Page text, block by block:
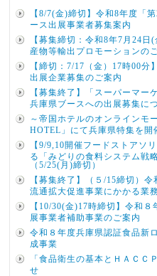
【8/7(金)締切】令和8年度「
ース出展事業者募集案内
【募集締切：令和8年7月24
産物等輸出プロモーションの
【締切：7/17（金）17時00
出展企業募集のご案内
【募集終了】「スーパーマー
兵庫県ブースへの出展募集に
～帝国ホテルのオンラインモ
HOTEL」にて兵庫県特集を開
【9/9,10開催フードストアソ
る「みどりの食料システム戦
（5/25(月)締切）
【募集終了】（５/15締切）
流通拡大促進事業にかかる業
【10/30(金)17時締切】令和
展事業者補助事業のご案内
令和８年度兵庫県認証食品新
成事業
「食品衛生の基本とＨＡＣＣ
せ